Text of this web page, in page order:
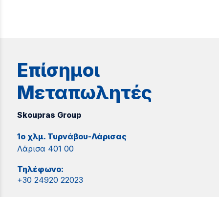
Επίσημοι
Μεταπωλητές
Skoupras Group
1o χλμ. Τυρνάβου-Λάρισας
Λάρισα 401 00
Τηλέφωνο:
+30 24920 22023